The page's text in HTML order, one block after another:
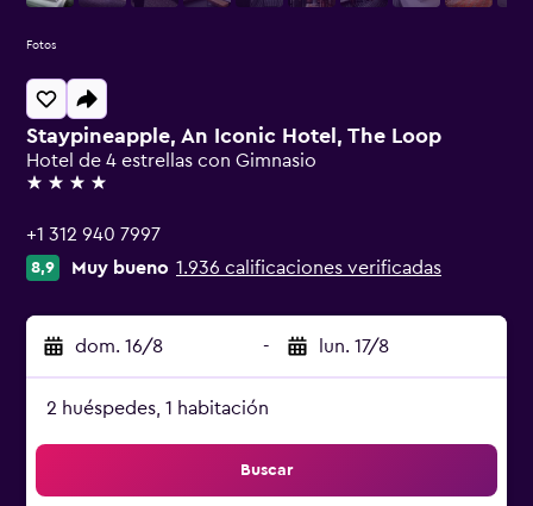
Staypineapple, An Iconic Hotel, The Loop
Hotel de 4 estrellas con Gimnasio
4 estrellas
+1 312 940 7997
8,9 Muy bueno 1.936 calificaciones verificadas
dom. 16/8 - lun. 17/8
2 huéspedes, 1 habitación
Buscar
Fotos